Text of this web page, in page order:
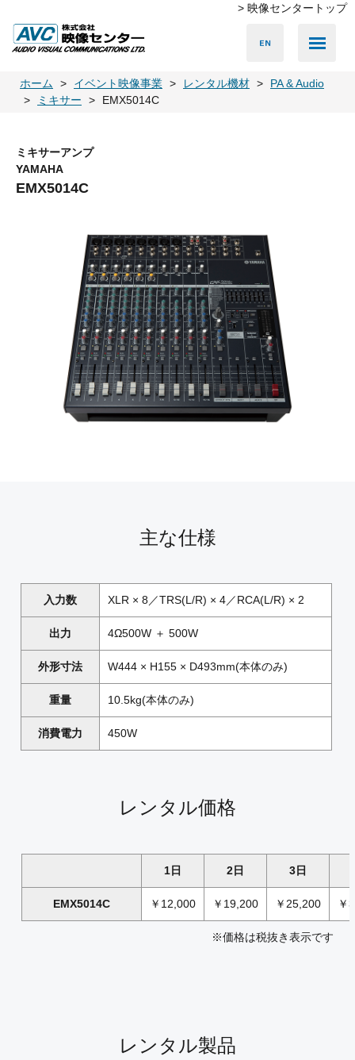
> 映像センタートップ
ホーム イベント映像事業 レンタル機材
PA & Audio
ミキサー
EMX5014C
ミキサーアンプ
YAMAHA
EMX5014C
主な仕様
入力数 XLR × 8／TRS(L/R) × 4／RCA(L/R) × 2
出力 4Ω500W ＋ 500W
外形寸法 W444 × H155 × D493mm(本体のみ)
重量 10.5kg(本体のみ)
消費電力 450W
レンタル価格
1日 2日 3日
EMX5014C ￥12,000 ￥19,200 ￥25,200 ￥
※価格は税抜き表示です
レンタル製品